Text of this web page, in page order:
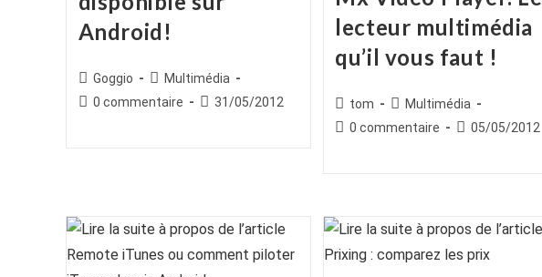
Android!
Auteur/autrice
de
Goggio
Post
category:
Multimédia
Commentaires
0 commentaire
Publication
31/05/2012
lecteur multimédia
qu’il vous faut !
Auteur/autrice
de
tom
Post
category:
Multimédia
Commentaires
0 commentaire
Publication
05/05/2012